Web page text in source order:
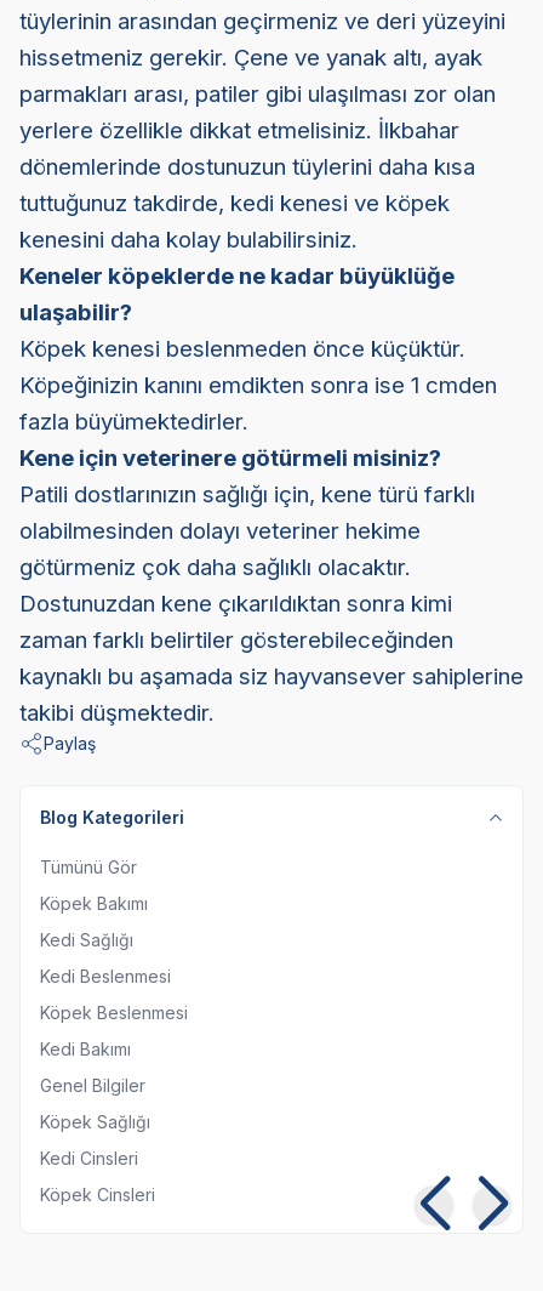
tüylerinin arasından geçirmeniz ve deri yüzeyini
hissetmeniz gerekir. Çene ve yanak altı, ayak
parmakları arası, patiler gibi ulaşılması zor olan
yerlere özellikle dikkat etmelisiniz. İlkbahar
dönemlerinde dostunuzun tüylerini daha kısa
tuttuğunuz takdirde, kedi kenesi ve köpek
kenesini daha kolay bulabilirsiniz.
Keneler köpeklerde ne kadar büyüklüğe
ulaşabilir?
Köpek kenesi beslenmeden önce küçüktür.
Köpeğinizin kanını emdikten sonra ise 1 cmden
fazla büyümektedirler.
Kene için veterinere götürmeli misiniz?
Patili dostlarınızın sağlığı için, kene türü farklı
olabilmesinden dolayı veteriner hekime
götürmeniz çok daha sağlıklı olacaktır.
Dostunuzdan kene çıkarıldıktan sonra kimi
zaman farklı belirtiler gösterebileceğinden
kaynaklı bu aşamada siz hayvansever sahiplerine
takibi düşmektedir.
Paylaş
Blog Kategorileri
Tümünü Gör
Köpek Bakımı
Kedi Sağlığı
Kedi Beslenmesi
Köpek Beslenmesi
Kedi Bakımı
Genel Bilgiler
Köpek Sağlığı
Kedi Cinsleri
Köpek Cinsleri